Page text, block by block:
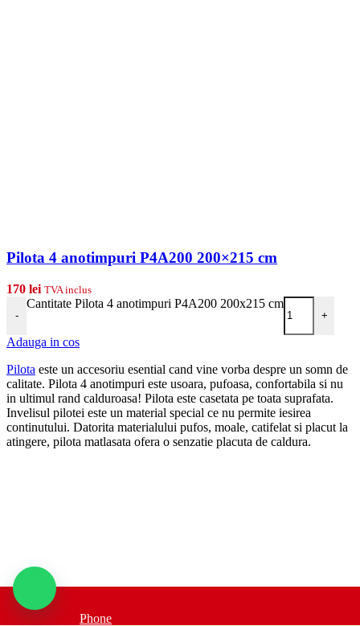
Pilota 4 anotimpuri P4A200 200×215 cm
170 lei TVA inclus
-
Cantitate Pilota 4 anotimpuri P4A200 200x215 cm
+
Adauga in cos
Pilota este un accesoriu esential cand vine vorba despre un somn de
calitate. Pilota 4 anotimpuri este usoara, pufoasa, confortabila si nu
in ultimul rand calduroasa! Pilota este casetata pe toata suprafata.
Invelisul pilotei este un material special ce nu permite iesirea
continutului. Datorita materialului pufos, moale, catifelat si placut la
atingere, pilota matlasata ofera o senzatie placuta de caldura.
Phone